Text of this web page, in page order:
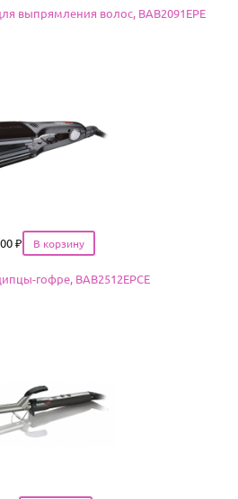
выпрямления волос, BAB2091EPE
₽
гофре, BAB2512EPCE